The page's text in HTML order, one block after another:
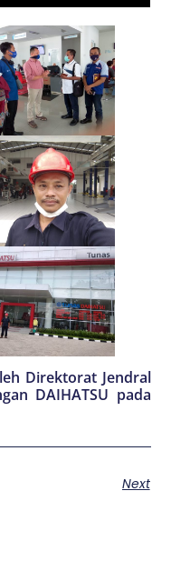
Direktorat Jendral
DAIHATSU pada
Next